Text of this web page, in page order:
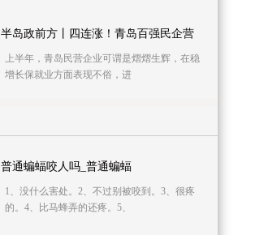
半岛政前方丨四连涨！青岛百强民企营
上半年，青岛民营企业可谓是熠熠生辉，在稳
增长保就业方面表现不俗，进
普通蝙蝠咬人吗_普通蝙蝠
1、没什么害处。2、不过别被咬到。3、很疼
的。4、比马蜂弄的还疼。5、